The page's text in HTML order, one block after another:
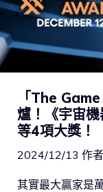
「The
爐！《宇宙機
等4項大獎！
2024/12/13 作
其實最大贏家是